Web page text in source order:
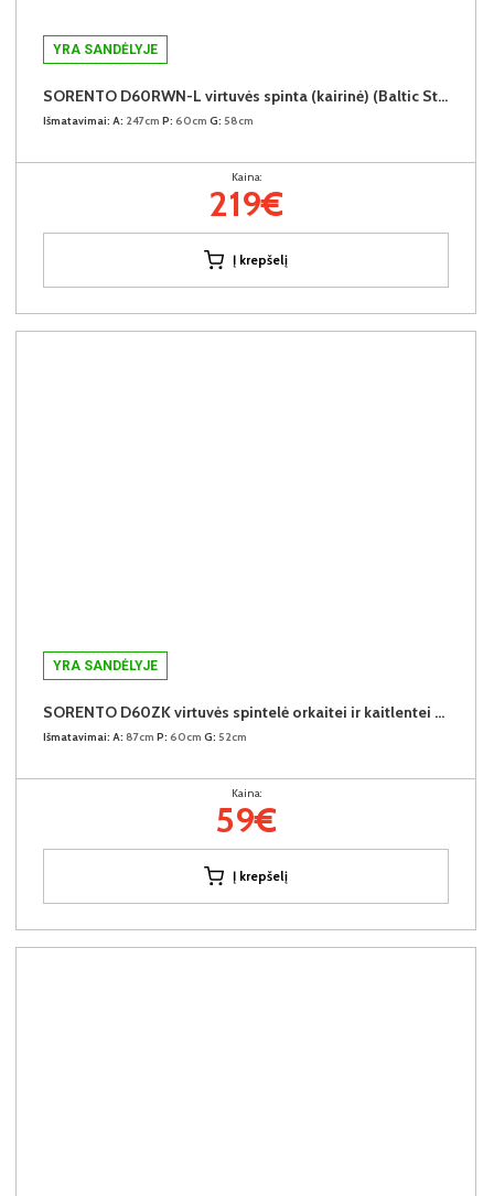
YRA SANDĖLYJE
SORENTO D60RWN-L virtuvės spinta (kairinė) (Baltic Storm/Baltic Storm)
Išmatavimai: A: 247cm P: 60cm G: 58cm
Kaina:
219€
Į krepšelį
YRA SANDĖLYJE
SORENTO D60ZK virtuvės spintelė orkaitei ir kaitlentei (Baltic Storm/Baltic Storm)
Išmatavimai: A: 87cm P: 60cm G: 52cm
Kaina:
59€
Į krepšelį